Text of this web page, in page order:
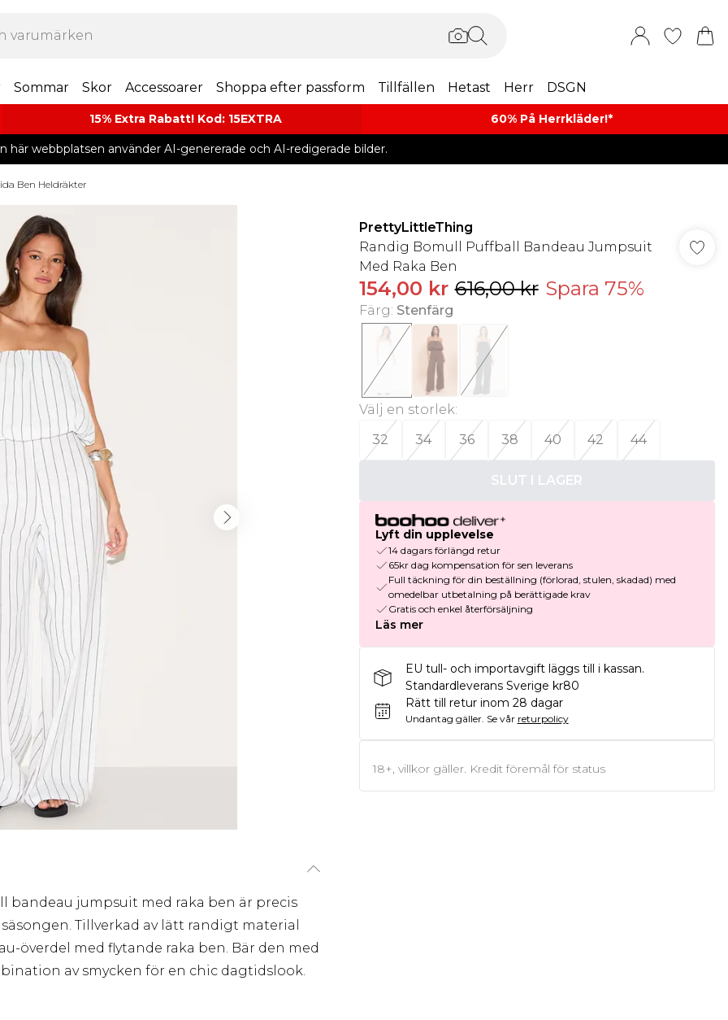
Sommar Skor Accessoarer Shoppa efter passform Tillfällen Hetast Herr DSGN
15% Extra Rabatt! Kod: 15EXTRA 60% På Herrkläder!*​
här webbplatsen använder AI-genererade och AI-redigerade bilder.
Ben Heldräkter
jumpsuit med raka ben är precis
Tillverkad av lätt randigt material
överdel med flytande raka ben. Bär den med
av smycken för en chic dagtidslook.
PrettyLittleThing
Randig Bomull Puffball Bandeau Jumpsuit
Med Raka Ben
154,00 kr 616,00 kr Spara 75%
Färg: Stenfärg
Välj en storlek:
32
34 36 38 40 42 44
SLUT I LAGER
Lyft din upplevelse
14 dagars förlängd retur
65kr dag kompensation för sen leverans
Full täckning för din beställning (förlorad, stulen, skadad) med
omedelbar utbetalning på berättigade krav
Gratis och enkel återförsäljning
Läs mer
EU tull- och importavgift läggs till i kassan.
Standardleverans Sverige kr80
Rätt till retur inom 28 dagar
Undantag gäller. Se vår returpolicy
18+, villkor gäller. Kredit föremål för status